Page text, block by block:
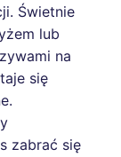
Świetnie
lub
na
się
zabrać się